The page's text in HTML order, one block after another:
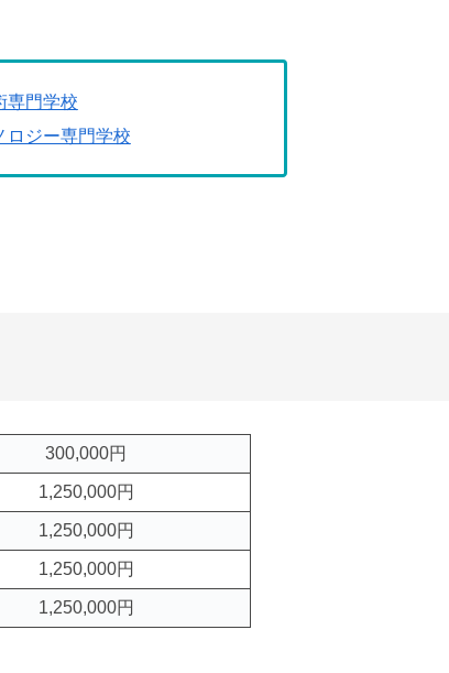
専門学校
ロジー専門学校
300,000円
1,250,000円
1,250,000円
1,250,000円
1,250,000円